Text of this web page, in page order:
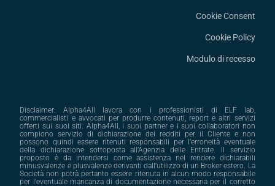
Cookie Consent
Cookie Policy
Modulo di recesso
Disclaimer: Alpha4All lavora con i professionisti di ELF lab,
commercialisti e avvocati per produrre contenuti, report e altri servizi
offerti sui suoi siti. Alpha4All, i suoi partner e i suoi collaboratori non
compiono servizio di dichiarazione dei redditi per il Cliente e non
possono quindi essere ritenuti responsabili per l’erroneità eventuale
della dichiarazione sottoposta all’Agenzia delle Entrate. Il servizio
proposto è da intendersi come assistenza nel rendere dichiarabili
minusvalenze e plusvalenze derivanti dall’utilizzo di un Broker estero. La
Società non potrà pertanto essere ritenuta in alcun modo responsabile
per l'eventuale mancanza di documentazione necessaria per il corretto